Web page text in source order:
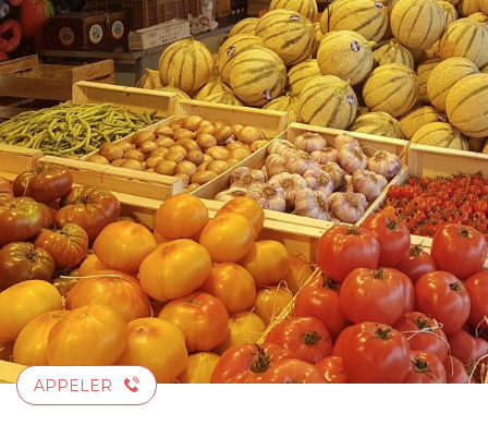
Aller
au
contenu
principal
APPELER